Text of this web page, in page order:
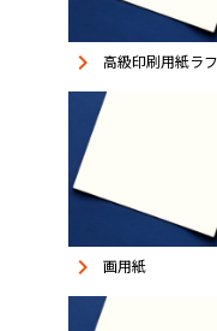
keyboard_arrow_right 高級印刷用紙ラフ
keyboard_arrow_right 画用紙